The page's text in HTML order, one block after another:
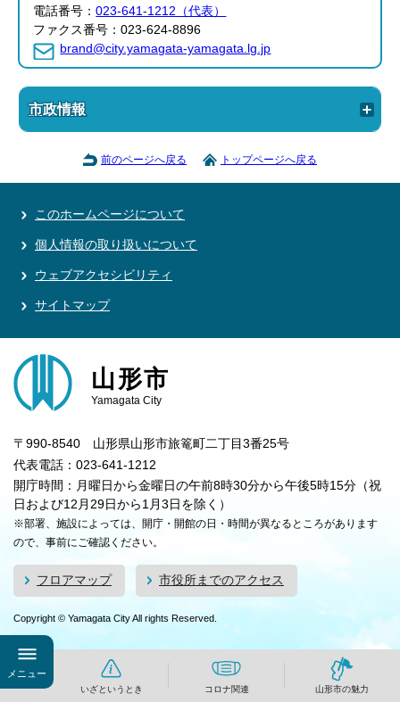
電話番号：023-641-1212（代表）
ファクス番号：023-624-8896
brand@city.yamagata-yamagata.lg.jp
市政情報
前のページへ戻る トップページへ戻る
メニュー
いざというとき コロナ関連 山形市の魅力
このホームページについて
個人情報の取り扱いについて
ウェブアクセシビリティ
サイトマップ
山形市
Yamagata City
〒990-8540 山形県山形市旅篭町二丁目3番25号
代表電話：023-641-1212
開庁時間：月曜日から金曜日の午前8時30分から午後5時15分（祝
日および12月29日から1月3日を除く）
※部署、施設によっては、開庁・開館の日・時間が異なるところがあります
ので、事前にご確認ください。
フロアマップ 市役所までのアクセス
Copyright © Yamagata City All rights Reserved.